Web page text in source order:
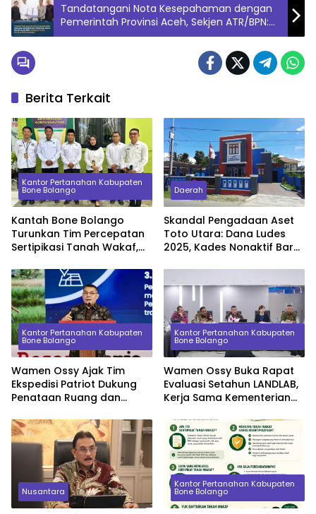
Tandatangani Nota Kesepahaman dengan
Pemerintah Provinsi Aceh, Sekjen ATR/BPN:
Perkuat Tata Kelola Pertanahan
Berita Terkait
Kantor Pertanahan Kabupaten
Bone Bolango
Kantah Bone Bolango
Turunkan Tim Percepatan
Sertipikasi Tanah Wakaf,
KUA
Daerah
Skandal Pengadaan Aset
Toto Utara: Dana Ludes
2025, Kades Nonaktif Baru
Spesifikasi di 2026
Kantor Pertanahan Kabupaten
Bone Bolango
Wamen Ossy Ajak Tim
Ekspedisi Patriot Dukung
Penataan Ruang dan
Pertanahan di Kawasan
Transmigrasi
Kantor Pertanahan Kabupaten
Bone Bolango
Wamen Ossy Buka Rapat
Evaluasi Setahun LANDLAB,
Kerja Sama Kementerian
Nusantara
Kantor Pertanahan Kabupaten
Bone Bolango